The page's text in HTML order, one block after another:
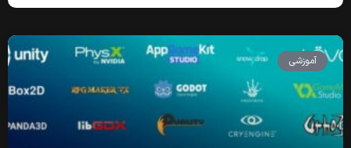
آموزشی